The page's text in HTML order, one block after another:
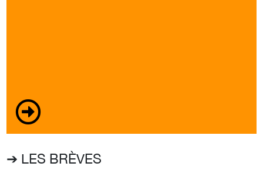
➔ LES BRÈVES